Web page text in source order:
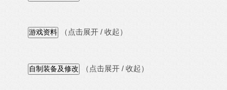
（点击展开 / 收起）
（点击展开 / 收起）